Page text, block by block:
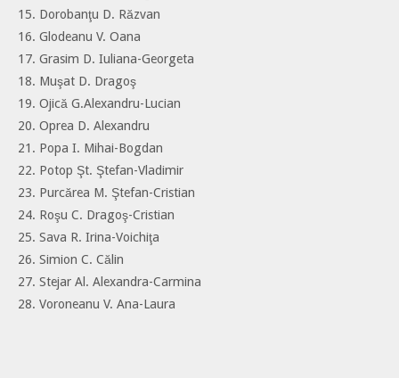
15. Dorobanţu D. Răzvan
16. Glodeanu V. Oana
17. Grasim D. Iuliana-Georgeta
18. Muşat D. Dragoş
19. Ojică G.Alexandru-Lucian
20. Oprea D. Alexandru
21. Popa I. Mihai-Bogdan
22. Potop Şt. Ştefan-Vladimir
23. Purcărea M. Ştefan-Cristian
24. Roşu C. Dragoş-Cristian
25. Sava R. Irina-Voichiţa
26. Simion C. Călin
27. Stejar Al. Alexandra-Carmina
28. Voroneanu V. Ana-Laura